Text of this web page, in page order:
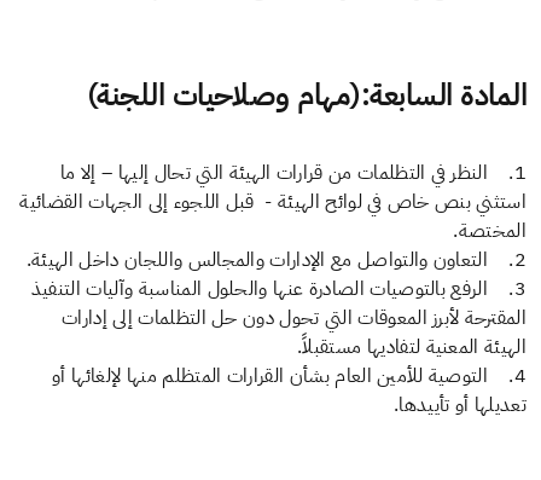
المادة السابعة:(مهام وصلاحيات اللجنة)
1. النظر في التظلمات من قرارات الهيئة التي تحال إليها – إلا ما
استثني بنص خاص في لوائح الهيئة - قبل اللجوء إلى الجهات القضائية
المختصة.
2. التعاون والتواصل مع الإدارات والمجالس واللجان داخل الهيئة.
3. الرفع بالتوصيات الصادرة عنها والحلول المناسبة وآليات التنفيذ
المقترحة لأبرز المعوقات التي تحول دون حل التظلمات إلى إدارات
الهيئة المعنية لتفاديها مستقبلاً.
4. التوصية للأمين العام بشأن القرارات المتظلم منها لإلغائها أو
تعديلها أو تأييدها.